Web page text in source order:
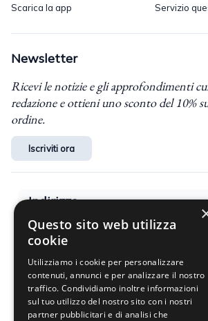
Scarica la app
Servizio
Newsletter
Ricevi le notizie e gli approfondimenti
redazione e ottieni uno sconto del 10%
ordine.
Iscriviti ora
Indirizzo
Via F. Bonfiglio 33 – 46042
Castel Goffredo
Contatti
Questo sito web utilizza
cookie
Utilizziamo i cookie per personalizzare
contenuti, annunci e per analizzare il nostro
traffico. Condividiamo inoltre informazioni
sul tuo utilizzo del nostro sito con i nostri
partner pubblicitari e di analisi che